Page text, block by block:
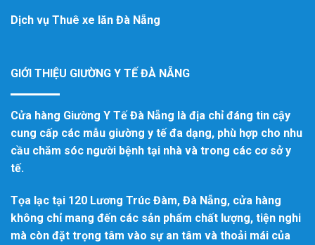
Dịch vụ Thuê xe lăn Đà Nẵng
GIỚI THIỆU GIƯỜNG Y TẾ ĐÀ NẴNG
Cửa hàng Giường Y Tế Đà Nẵng là địa chỉ đáng tin cậy
cung cấp các mẫu giường y tế đa dạng, phù hợp cho nhu
cầu chăm sóc người bệnh tại nhà và trong các cơ sở y
tế.
Tọa lạc tại 120 Lương Trúc Đàm, Đà Nẵng, cửa hàng
không chỉ mang đến các sản phẩm chất lượng, tiện nghi
mà còn đặt trọng tâm vào sự an tâm và thoải mái của